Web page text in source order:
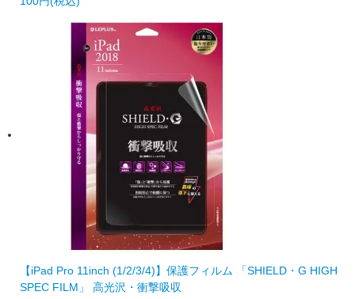
【iPad Pro 11inch (1/2/3/4)】保護フィルム 「SHIELD・G HIGH
SPEC FILM」 高光沢・衝撃吸収